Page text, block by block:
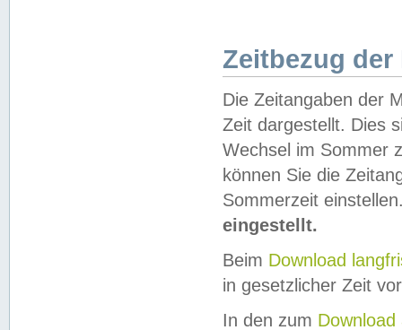
Zeitbezug der
Die Zeitangaben der
Zeit dargestellt. Dies
Wechsel im Sommer
können Sie die
Sommerzeit
eingestellt.
Beim Download
in gesetzlicher Zeit
In den zum Download